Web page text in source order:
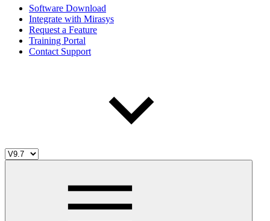
Software Download
Integrate with Mirasys
Request a Feature
Training Portal
Contact Support